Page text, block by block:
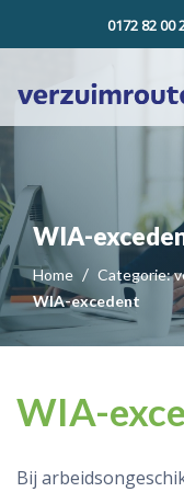
0172 82 00
WIA-
Home
Categorie:
WIA-excedent
WIA-
Bij